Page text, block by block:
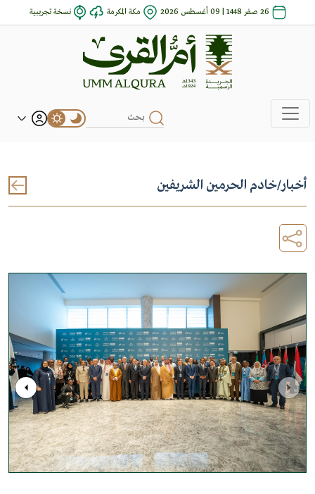
26 صفر 1448 | 09 أغسطس 2026 مكة المكرمة نسخة تجريبية
أخبار/خادم الحرمين الشريفين